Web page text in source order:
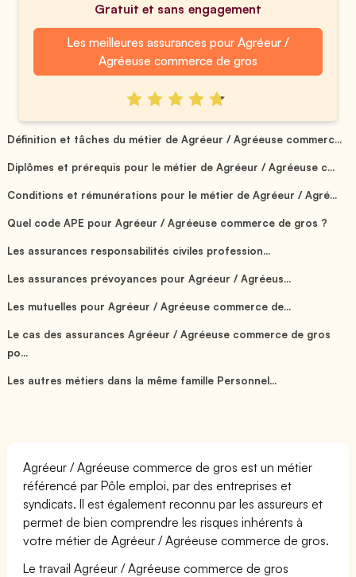
Gratuit et sans engagement
Les meilleures assurances pour Agréeur /
Agréeuse commerce de gros
Définition et tâches du métier de Agréeur / Agréeuse commerc...
Diplômes et prérequis pour le métier de Agréeur / Agréeuse c...
Conditions et rémunérations pour le métier de Agréeur / Agré...
Quel code APE pour Agréeur / Agréeuse commerce de gros ?
Les assurances responsabilités civiles profession...
Les assurances prévoyances pour Agréeur / Agréeus...
Les mutuelles pour Agréeur / Agréeuse commerce de...
Le cas des assurances Agréeur / Agréeuse commerce de gros
po...
Les autres métiers dans la même famille Personnel...
Agréeur / Agréeuse commerce de gros est un métier
référencé par Pôle emploi, par des entreprises et
syndicats. Il est également reconnu par les assureurs et
permet de bien comprendre les risques inhérents à
votre métier de Agréeur / Agréeuse commerce de gros.
Le travail Agréeur / Agréeuse commerce de gros